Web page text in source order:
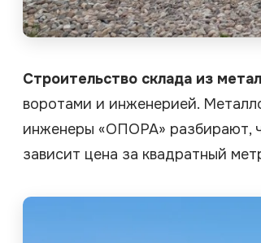
Строительство склада из
воротами и инженерией.
инженеры «ОПОРА» разбирают,
зависит цена за квадратный